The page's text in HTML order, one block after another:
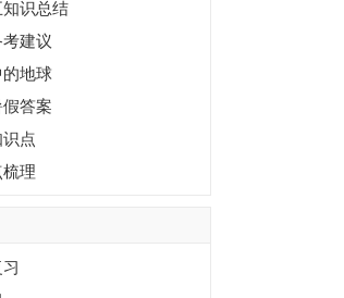
识总结
建议
地球
答案
点
理